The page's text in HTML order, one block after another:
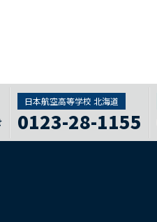
日本航空高等学校 北海道
0123-28-1155